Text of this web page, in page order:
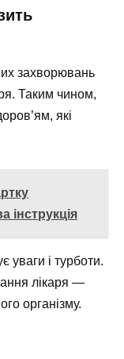
захворювань
Таким чином,
які
інструкція
уваги і турботи.
лікаря —
організму.